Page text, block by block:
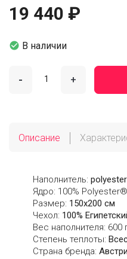
19 440 ₽
 В наличии
- +
Описание
Наполнитель:
Ядро: 100%
Размер: 150х200 см
Чехол: 100%
Вес наполнителя: 600
Степень теплоты:
Страна бренда: